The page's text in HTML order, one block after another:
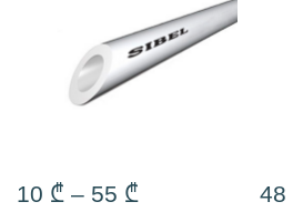
10 ₾ – 55 ₾ 48